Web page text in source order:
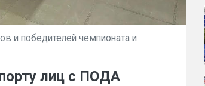
и победителей чемпионата и
лиц с ПОДА